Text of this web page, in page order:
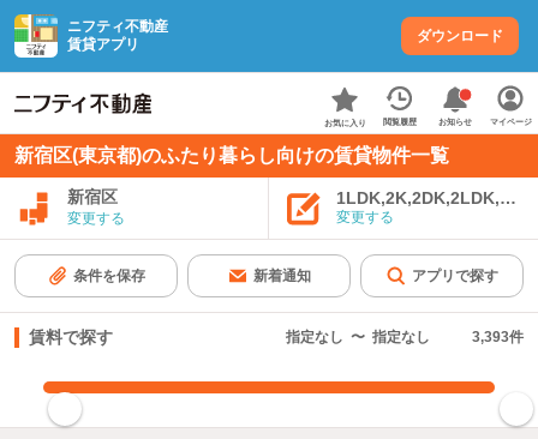
ニフティ不動産
賃貸アプリ
ダウンロード
お気に入り 閲覧履歴 お知らせ マイページ
新宿区(東京都)のふたり暮らし向けの賃貸物件一覧
新宿区
変更する 変更する
条件を保存 新着通知 アプリで探す
賃料で探す 指定なし 〜 指定なし 3,393件